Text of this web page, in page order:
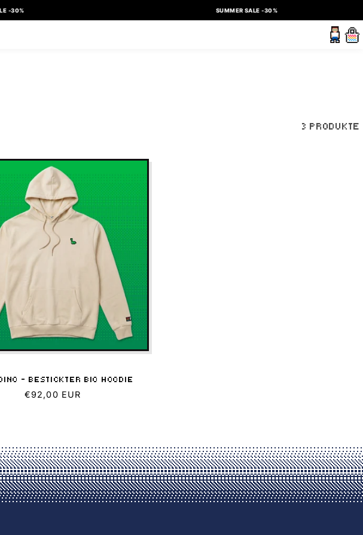
SUMMER SALE -30%
3 PRODUKTE
– BESTICKTER BIO HOODIE
Normaler
€92,00 EUR